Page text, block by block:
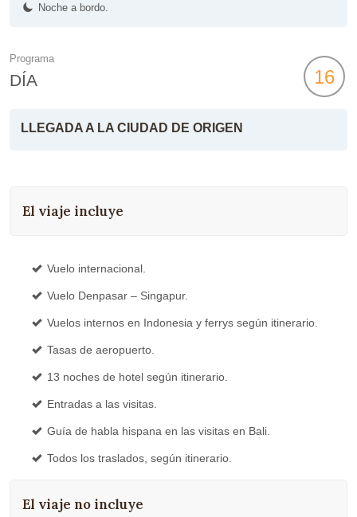
Noche a bordo.
Programa
DÍA 16
LLEGADA A LA CIUDAD DE ORIGEN
El viaje incluye
Vuelo internacional.
Vuelo Denpasar – Singapur.
Vuelos internos en Indonesia y ferrys según itinerario.
Tasas de aeropuerto.
13 noches de hotel según itinerario.
Entradas a las visitas.
Guía de habla hispana en las visitas en Bali.
Todos los traslados, según itinerario.
El viaje no incluye